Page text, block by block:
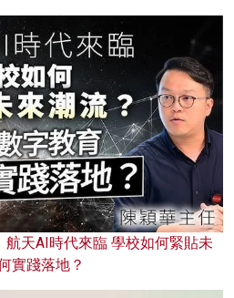
天AI時代來臨 學校如何緊貼未
實踐落地？